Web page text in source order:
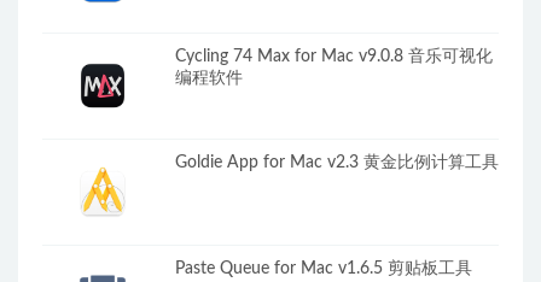
Cycling 74 Max for Mac v9.0.8 音乐可视化
编程软件
Goldie App for Mac v2.3 黄金比例计算工具
Paste Queue for Mac v1.6.5 剪贴板工具